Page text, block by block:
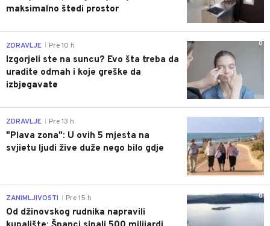
maksimalno štedi prostor
0
ZDRAVLJE Pre 10 h
Izgorjeli ste na suncu? Evo šta treba da
uradite odmah i koje greške da
izbjegavate
0
ZDRAVLJE Pre 13 h
"Plava zona": U ovih 5 mjesta na
svjietu ljudi žive duže nego bilo gdje
0
ZANIMLJIVOSTI Pre 15 h
Od džinovskog rudnika napravili